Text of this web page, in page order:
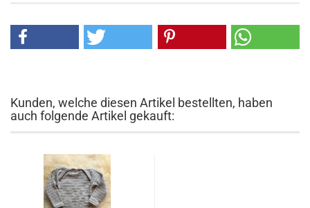
Kunden, welche diesen Artikel bestellten, haben
auch folgende Artikel gekauft: